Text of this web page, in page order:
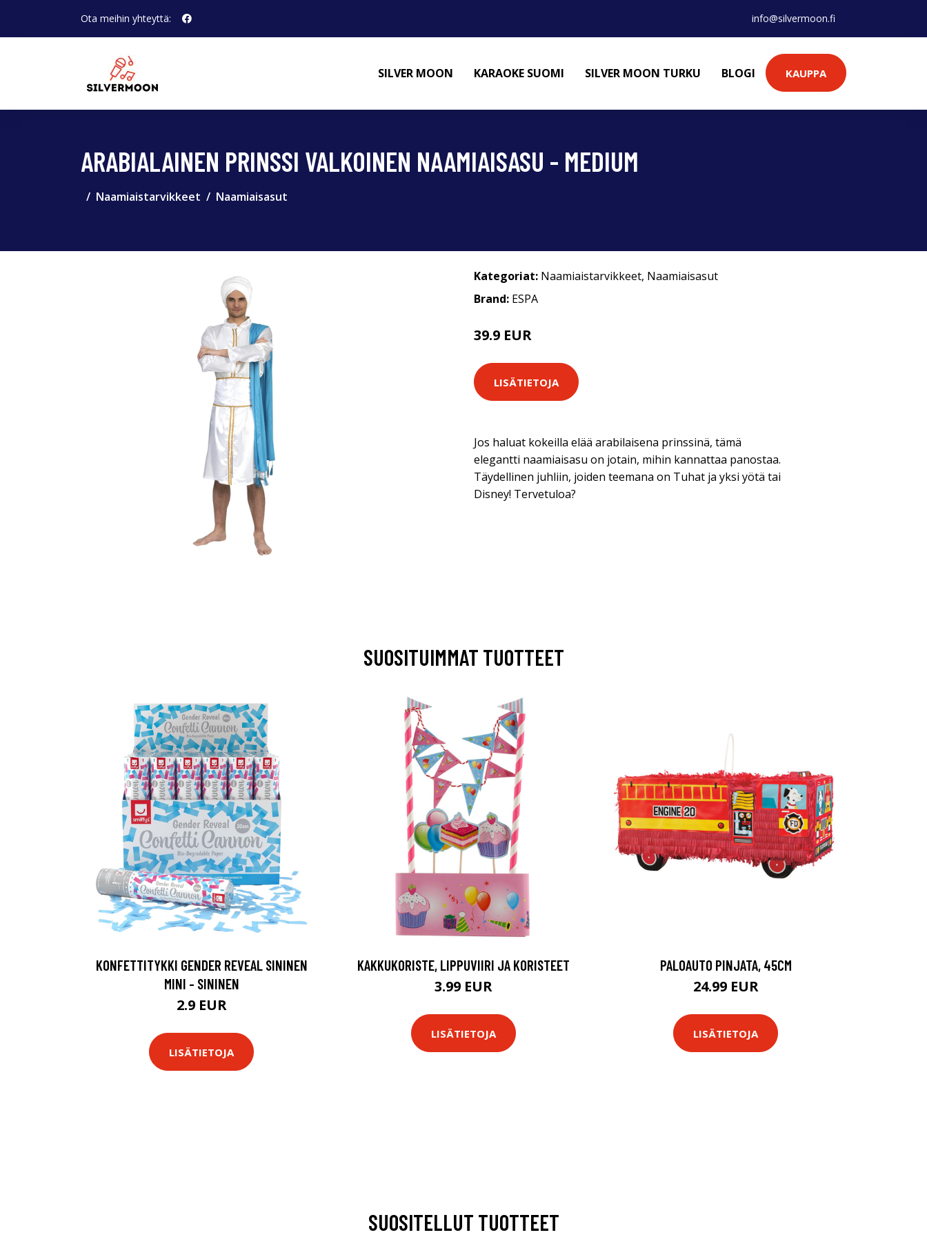
Ota meihin yhteyttä: info@silvermoon.fi
SILVER MOON KARAOKE SUOMI SILVER MOON TURKU BLOGI KAUPPA
ARABIALAINEN PRINSSI VALKOINEN NAAMIAISASU - MEDIUM
Naamiaistarvikkeet Naamiaisasut
Kategoriat: Naamiaistarvikkeet, Naamiaisasut
Brand: ESPA
39.9 EUR
LISÄTIETOJA
Jos haluat kokeilla elää arabilaisena prinssinä, tämä
elegantti naamiaisasu on jotain, mihin kannattaa panostaa.
Täydellinen juhliin, joiden teemana on Tuhat ja yksi yötä tai
Disney! Tervetuloa?
SUOSITUIMMAT TUOTTEET
KONFETTITYKKI GENDER REVEAL SININEN
MINI - SININEN
2.9 EUR
LISÄTIETOJA
KAKKUKORISTE, LIPPUVIIRI JA KORISTEET
3.99 EUR
LISÄTIETOJA
PALOAUTO PINJATA, 45CM
24.99 EUR
LISÄTIETOJA
SUOSITELLUT TUOTTEET